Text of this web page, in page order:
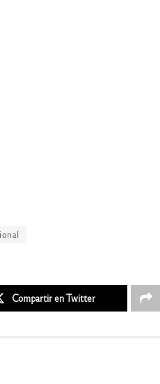
Compartir en Twitter